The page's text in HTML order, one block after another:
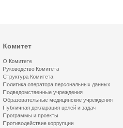
Комитет
О Комитете
Руководство Комитета
Структура Комитета
Политика оператора персональных данных
Подведомственные учреждения
Образовательные медицинские учреждения
Публичная декларация целей и задач
Программы и проекты
Противодействие коррупции